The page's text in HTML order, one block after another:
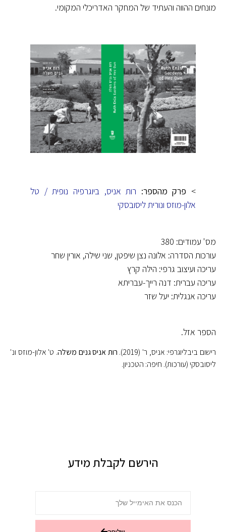
מונחים ההווה והעתיד של המחקר האדריכלי המקומי.
> פרק מהספר: רות אניס, ביוגרפיה נופית / טל
אלון-מוזס ונורית ליסובסקי
מס' עמודים: 380
עורכות הסדרה: אלונה נצן שיפטן, שני שילה, אורין שחר
עריכה ועיצוב גרפי: הילה קרץ
עריכה עברית: דנה רייך-עבריתא
עריכה אנגלית: יעל שזר
הספר אזל.
רישום ביבליוגרפי: אניס, ר' (2019). רות אניס גנים משלה. ט' אלון-מוזס ונ'
ליסובסקי (עורכות). חיפה: הטכניון.
הירשם לקבלת מידע